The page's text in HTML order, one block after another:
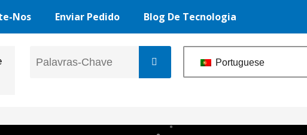
Nos Enviar Pedido Blog De Tecnologia
Portuguese